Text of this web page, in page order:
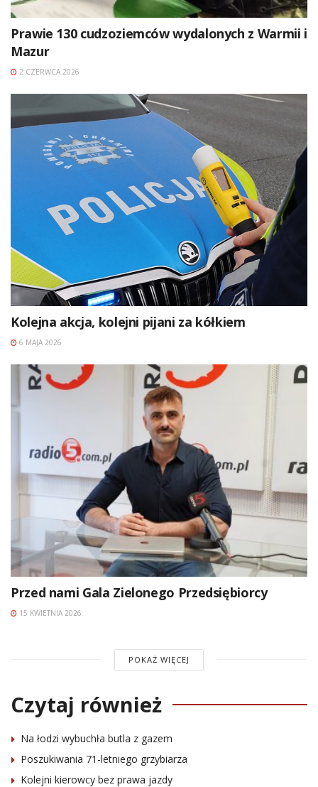
Prawie 130 cudzoziemców wydalonych z Warmii i
Mazur
2 CZERWCA 2026
Kolejna akcja, kolejni pijani za kółkiem
6 MAJA 2026
Przed nami Gala Zielonego Przedsiębiorcy
15 KWIETNIA 2026
POKAŻ WIĘCEJ
Czytaj również
Na łodzi wybuchła butla z gazem
Poszukiwania 71-letniego grzybiarza
Kolejni kierowcy bez prawa jazdy